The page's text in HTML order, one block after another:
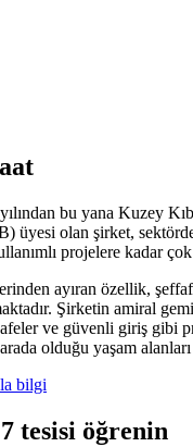
bu yana Kuzey
olan şirket,
projelere kadar
ayıran özellik,
. Şirketin amiral
ve güvenli giriş gibi
olduğu yaşam
bilgi
tesisi öğrenin